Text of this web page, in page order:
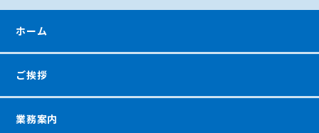
ホーム
ご挨拶
業務案内